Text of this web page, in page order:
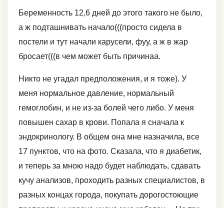
Беременность 12,6 дней до этого такого не было,
а ж подташнивать начало(((просто сидела в
постели и тут начали карусели, фуу, а ж в жар
бросает(((в чем может быть причинаа.
Никто не угадал предположения, и я тоже). У
меня нормальное давление, нормальный
гемоглобин, и не из-за болей чего либо. У меня
повышен сахар в крови. Попала я сначала к
эндокринологу. В общем она мне назначила, все
17 пунктов, что на фото. Сказала, что я диабетик,
и теперь за мною надо будет наблюдать, сдавать
кучу анализов, проходить разных специалистов, в
разных концах города, покупать дорогостоющие